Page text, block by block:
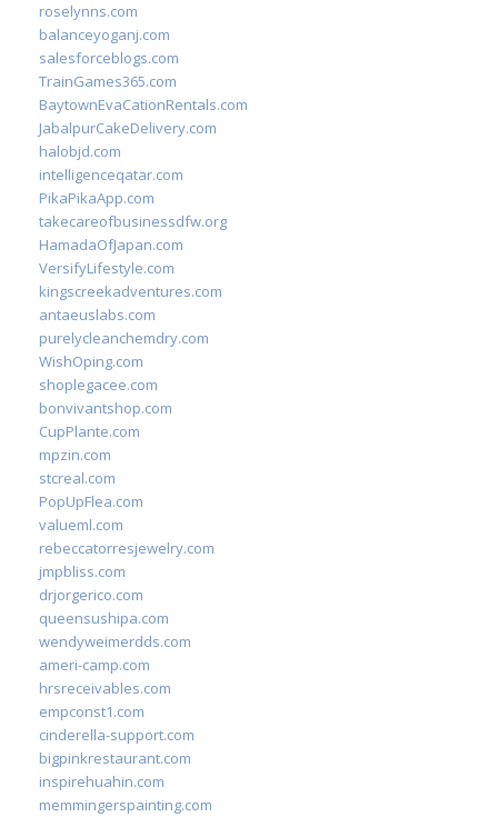
roselynns.com
balanceyoganj.com
salesforceblogs.com
TrainGames365.com
BaytownEvaCationRentals.com
JabalpurCakeDelivery.com
halobjd.com
intelligenceqatar.com
PikaPikaApp.com
takecareofbusinessdfw.org
HamadaOfJapan.com
VersifyLifestyle.com
kingscreekadventures.com
antaeuslabs.com
purelycleanchemdry.com
WishOping.com
shoplegacee.com
bonvivantshop.com
CupPlante.com
mpzin.com
stcreal.com
PopUpFlea.com
valueml.com
rebeccatorresjewelry.com
jmpbliss.com
drjorgerico.com
queensushipa.com
wendyweimerdds.com
ameri-camp.com
hrsreceivables.com
empconst1.com
cinderella-support.com
bigpinkrestaurant.com
inspirehuahin.com
memmingerspainting.com